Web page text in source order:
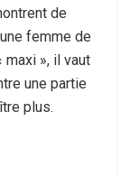
de
femme de
», il vaut
une partie
plus.